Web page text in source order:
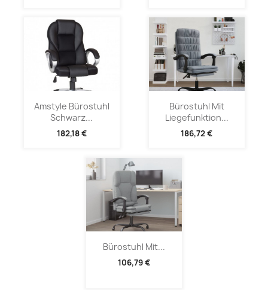
Amstyle Bürostuhl
Schwarz...
182,18 €
Bürostuhl Mit
Liegefunktion...
186,72 €
Bürostuhl Mit...
106,79 €